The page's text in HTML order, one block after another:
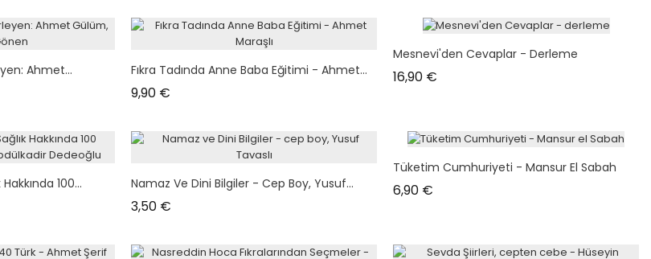
Ahmet...
Fıkra Tadında Anne Baba Eğitimi - Ahmet...
9,90 €
Mesnevi'den Cevaplar - Derleme
16,90 €
100... Namaz Ve Dini Bilgiler - Cep Boy, Yusuf...
3,50 €
Tüketim Cumhuriyeti - Mansur El Sabah
6,90 €